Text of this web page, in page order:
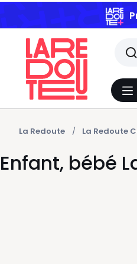
La Redoute La Redoute
Enfant, bébé